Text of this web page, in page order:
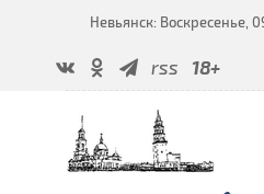
Невьянск: Воскресенье,
rss 18+